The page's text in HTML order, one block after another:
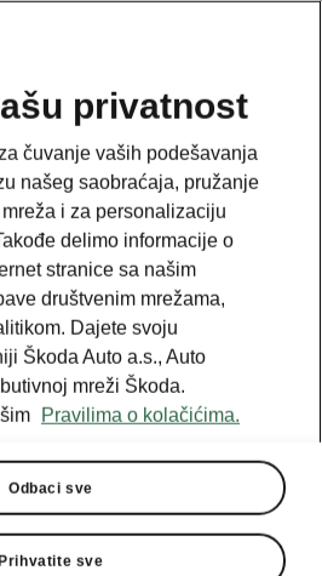
privatnost
čuvanje vaših podešavanja
našeg saobraćaja, pružanje
i za personalizaciju
delimo informacije o
stranice sa našim
društvenim mrežama,
Dajete svoju
Škoda Auto a.s., Auto
mreži Škoda.
Pravilima o kolačićima.
Odbaci sve
sve